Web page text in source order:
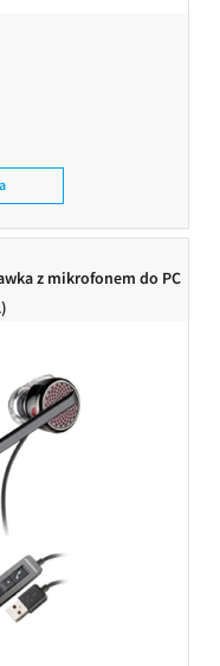
z mikrofonem do PC